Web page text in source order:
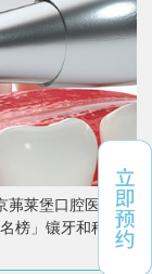
莱堡口腔医院
榜」镶牙和种植牙